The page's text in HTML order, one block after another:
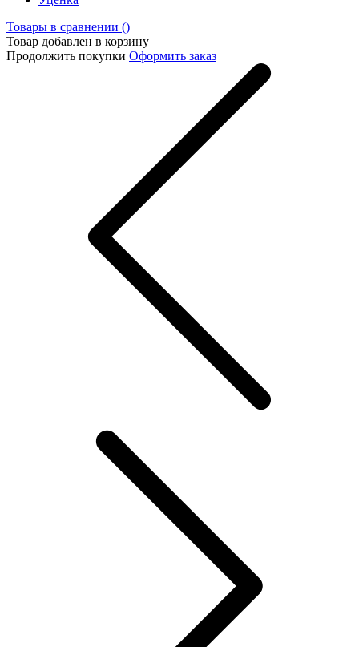
Товары в сравнении ()
Товар добавлен в корзину
Продолжить покупки Оформить заказ